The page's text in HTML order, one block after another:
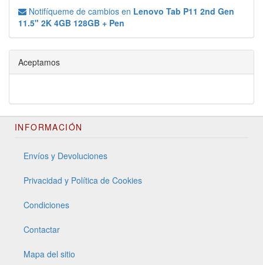
Notifíqueme de cambios en Lenovo Tab P11 2nd Gen
11.5" 2K 4GB 128GB + Pen
Aceptamos
INFORMACIÓN
Envíos y Devoluciones
Privacidad y Política de Cookies
Condiciones
Contactar
Mapa del sitio